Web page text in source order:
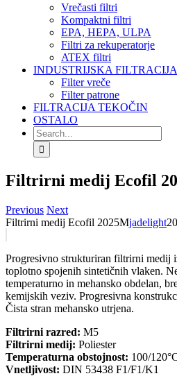
Vrečasti filtri
Kompaktni filtri
EPA, HEPA, ULPA
Filtri za rekuperatorje
ATEX filtri
INDUSTRIJSKA FILTRACIJA
Filter vreče
Filter patrone
FILTRACIJA TEKOČIN
OSTALO
Search
for:
Filtrirni medij Ecofil
Previous Next
Filtrirni medij Ecofil 2025Mjadelight
Progresivno strukturiran filtrirni medij
toplotno spojenih sintetičnih vlaken.
temperaturno in mehansko obdelan,
kemijskih veziv. Progresivna
Čista stran mehansko utrjena.
Filtrirni razred: M5
Filtrirni medij: Poliester
Temperaturna obstojnost: 100/
Vnetljivost: DIN 53438 F1/F1/K1